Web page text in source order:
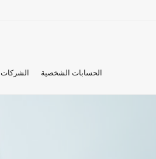
الحسابات الشخصية الشركات